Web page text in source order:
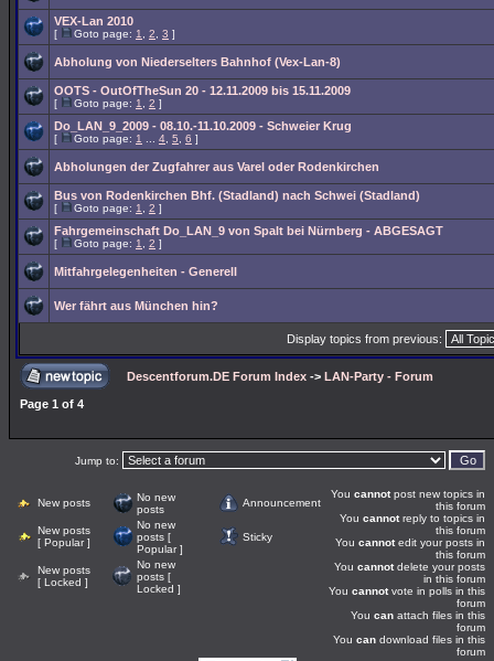
VEX-Lan 2010
[ Goto page: 1 2 3 ]
Abholung von Niederselters Bahnhof (Vex-Lan-8)
OOTS - OutOfTheSun 20 - 12.11.2009 bis 15.11.2009
[ Goto page: 1 2 ]
Do_LAN_9_2009 - 08.10.-11.10.2009 - Schweier Krug
[ Goto page: 1 4 5 6 ]
Abholungen der Zugfahrer aus Varel oder Rodenkirchen
Bus von Rodenkirchen Bhf. (Stadland) nach Schwei (Stadland)
[ Goto page: 1 2 ]
Fahrgemeinschaft Do_LAN_9 von Spalt bei Nürnberg - ABGESAGT
[ Goto page: 1 2 ]
Mitfahrgelegenheiten - Generell
Wer fährt aus München hin?
Display topics from previous:
Descentforum.DE Forum Index -> LAN-Party - Forum
Page 1 of 4
Jump to:
New posts
No new
posts
Announcement
New posts
[ Popular ]
No new
posts [
Popular ]
Sticky
New posts
[ Locked ]
No new
posts [
Locked ]
You cannotpost new topics in
this forum
You cannotreply to topics in
this forum
You cannotedit your posts in
this forum
You cannotdelete your posts
in this forum
You cannotvote in polls in this
forum
You can attach files in this
forum
You can download files in this
forum